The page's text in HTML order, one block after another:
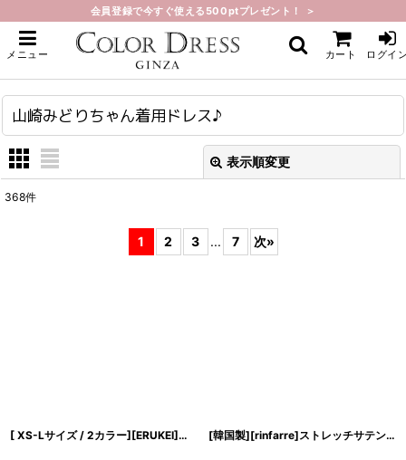
会員登録で今すぐ使える500ptプレゼント！ ＞
メニュー カート ログイ
ホーム > 山崎みどりちゃん着用ドレス♪
山崎みどりちゃん着用ドレス♪
表示順変更
368件
1 2 3 ... 7 次»
[ XS-Lサイズ / 2カラー][ERUKEI]パープル・グリーン・マーブル柄・Vネック・フロントスリット・Aライン・ノースリーブ・ロングドレス[山崎みどり着用][送料無料]mypl [韓国製][rinfarre]ストレッチサテン・ドレープ・ノースリーブ・Vネック・サイドスリット・マーメイドライン・ロングドレス・ワンピース[山崎みどり着用][送料無料]mybk